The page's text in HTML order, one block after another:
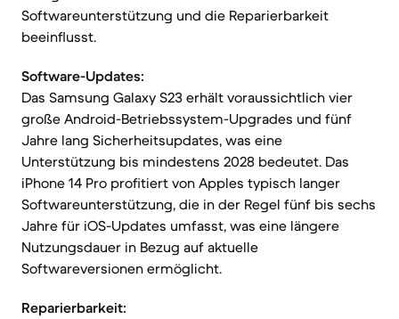
Softwareunterstützung und die Reparierbarkeit
beeinflusst.
Software-Updates:
Das Samsung Galaxy S23 erhält voraussichtlich vier
große Android-Betriebssystem-Upgrades und fünf
Jahre lang Sicherheitsupdates, was eine
Unterstützung bis mindestens 2028 bedeutet. Das
iPhone 14 Pro profitiert von Apples typisch langer
Softwareunterstützung, die in der Regel fünf bis sechs
Jahre für iOS-Updates umfasst, was eine längere
Nutzungsdauer in Bezug auf aktuelle
Softwareversionen ermöglicht.
Reparierbarkeit: